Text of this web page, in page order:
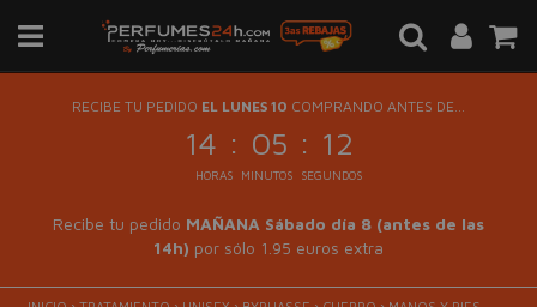
RECIBE TU PEDIDO EL LUNES 10 COMPRANDO ANTES DE...
14 : 05 : 12
HORAS MINUTOS SEGUNDOS
Recibe tu pedido MAÑANA Sábado día 8 (antes de las
14h) por sólo 1.95 euros extra